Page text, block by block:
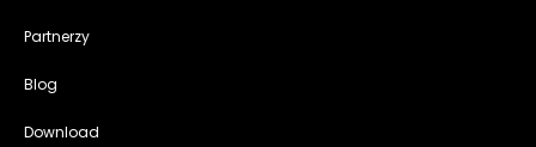
Partnerzy
Blog
Download